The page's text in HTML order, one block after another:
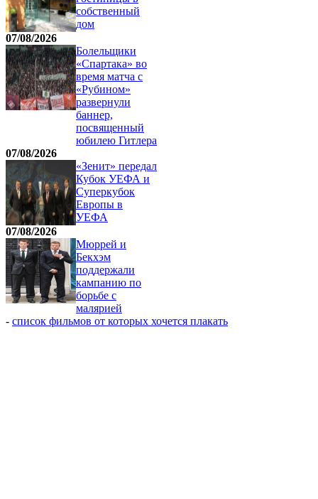
собственный
дом
07/08/2026
Болельщики
«Спартака» во
время матча с
«Рубином»
развернули
баннер,
посвященный
юбилею Гитлера
07/08/2026
«Зенит» передал
Кубок УЕФА и
Суперкубок
Европы в
УЕФА
07/08/2026
Мюррей и
Бекхэм
поддержали
кампанию по
борьбе с
малярией
- список фильмов от которых хочется плакать